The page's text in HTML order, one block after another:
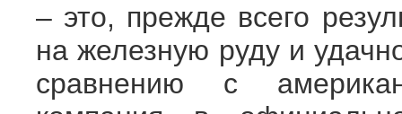
– это, прежде всего
на железную руду и
сравнению с